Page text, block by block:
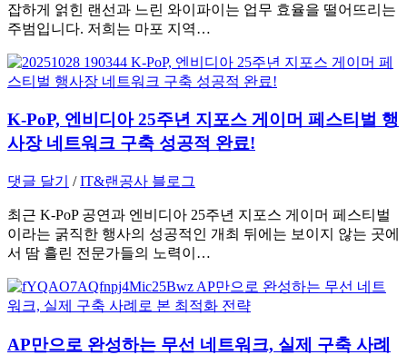
잡하게 얽힌 랜선과 느린 와이파이는 업무 효율을 떨어뜨리는
주범입니다. 저희는 마포 지역…
K-PoP, 엔비디아 25주년 지포스 게이머 페스티벌 행
사장 네트워크 구축 성공적 완료!
댓글 달기 /IT&랜공사 블로그
최근 K-PoP 공연과 엔비디아 25주년 지포스 게이머 페스티벌
이라는 굵직한 행사의 성공적인 개최 뒤에는 보이지 않는 곳에
서 땀 흘린 전문가들의 노력이…
AP만으로 완성하는 무선 네트워크, 실제 구축 사례